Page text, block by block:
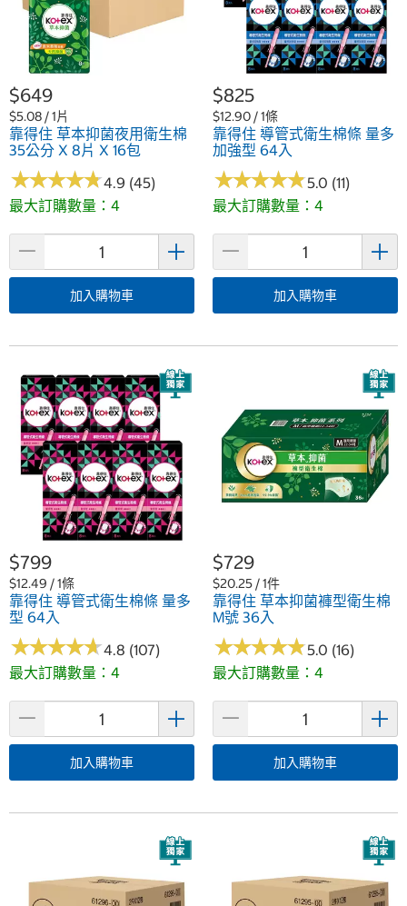
$649
$5.08 / 1片
靠得住 草本抑菌夜用衛生棉
35公分 X 8片 X 16包
★★★★★
★★★★★4.9 (45)
最大訂購數量：4
加入購物車
$825
$12.90 / 1條
靠得住 導管式衛生棉條 量多
加強型 64入
★★★★★
★★★★★5.0 (11)
最大訂購數量：4
加入購物車
$799
$12.49 / 1條
靠得住 導管式衛生棉條 量多
型 64入
★★★★★
★★★★★4.8 (107)
最大訂購數量：4
加入購物車
$729
$20.25 / 1件
靠得住 草本抑菌褲型衛生棉
M號 36入
★★★★★
★★★★★5.0 (16)
最大訂購數量：4
加入購物車